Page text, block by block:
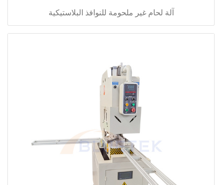
آلة لحام غير ملحومة للنوافذ البلاستيكية